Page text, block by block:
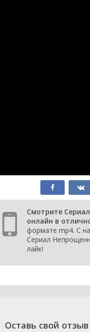
Смотрите
онлайн в
формате mp4. С
Сериал
лайк!
Оставь свой отзыв